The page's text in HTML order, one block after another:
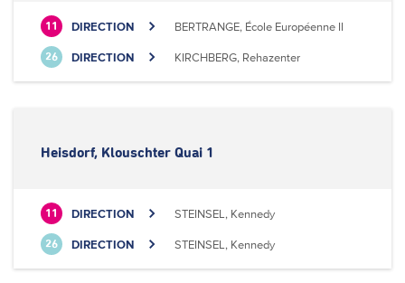
11 DIRECTION BERTRANGE, École Européenne II
26 DIRECTION KIRCHBERG, Rehazenter
Heisdorf, Klouschter Quai 1
11 DIRECTION STEINSEL, Kennedy
26 DIRECTION STEINSEL, Kennedy